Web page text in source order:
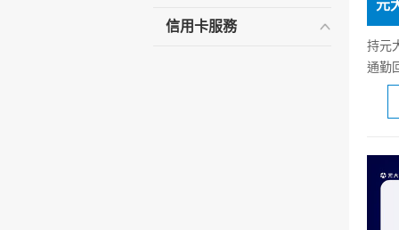
信用卡服務
持元
通勤